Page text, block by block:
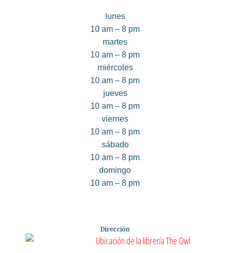
lunes
10 am – 8 pm
martes
10 am – 8 pm
miércoles
10 am – 8 pm
jueves
10 am – 8 pm
viernes
10 am – 8 pm
sábado
10 am – 8 pm
domingo
10 am – 8 pm
Dirección